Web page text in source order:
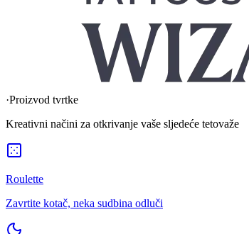
·Proizvod tvrtke
Kreativni načini za otkrivanje vaše sljedeće tetovaže
Roulette
Zavrtite kotač, neka sudbina odluči